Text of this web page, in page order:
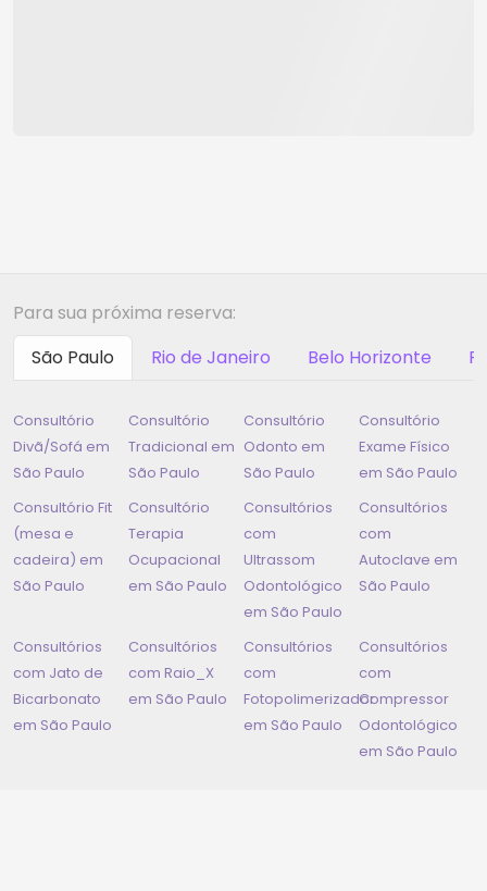
Para sua próxima reserva:
São Paulo
Rio de Janeiro Belo Horizonte
Consultório
Divã/Sofá em
São Paulo
Consultório
Tradicional em
São Paulo
Consultório
Odonto em
São Paulo
Consultório
Exame Físico
em São Paulo
Consultório Fit
(mesa e
cadeira) em
São Paulo
Consultório
Terapia
Ocupacional
em São Paulo
Consultórios
com
Ultrassom
Odontológico
em São Paulo
Consultórios
com
Autoclave em
São Paulo
Consultórios
com Jato de
Bicarbonato
em São Paulo
Consultórios
com Raio_X
em São Paulo
Consultórios
com
Fotopolimerizador
em São Paulo
Consultórios
com
Compressor
Odontológico
em São Paulo